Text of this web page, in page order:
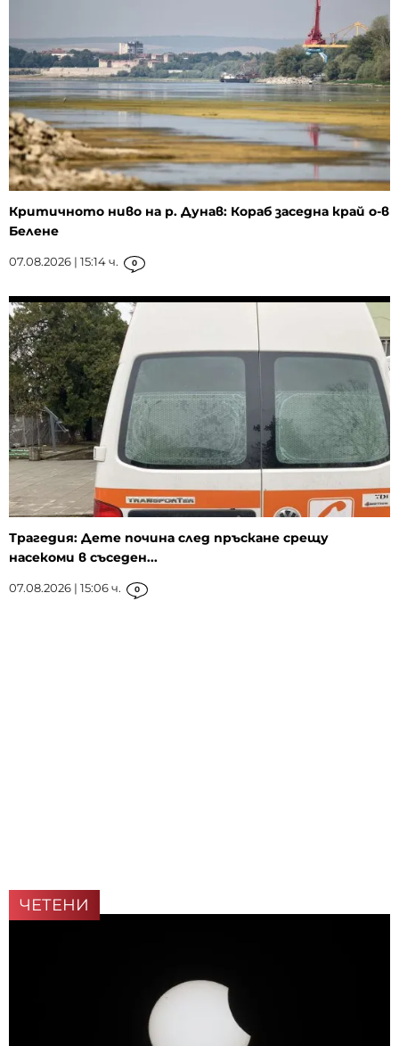
Критичното ниво на р. Дунав: Кораб заседна край о-в
Белене
07.08.2026 | 15:14 ч. 0
Трагедия: Дете почина след пръскане срещу
насекоми в съседен...
07.08.2026 | 15:06 ч. 0
ЧЕТЕНИ